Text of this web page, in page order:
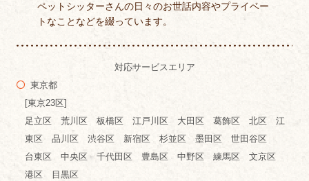
ペットシッターさんの日々のお世話内容やプライベー
トなことなどを綴っています。
対応サービスエリア
東京都
[東京23区]
足立区 荒川区 板橋区 江戸川区 大田区 葛飾区 北区 江
東区 品川区 渋谷区 新宿区 杉並区 墨田区 世田谷区
台東区 中央区 千代田区 豊島区 中野区 練馬区 文京区
港区 目黒区